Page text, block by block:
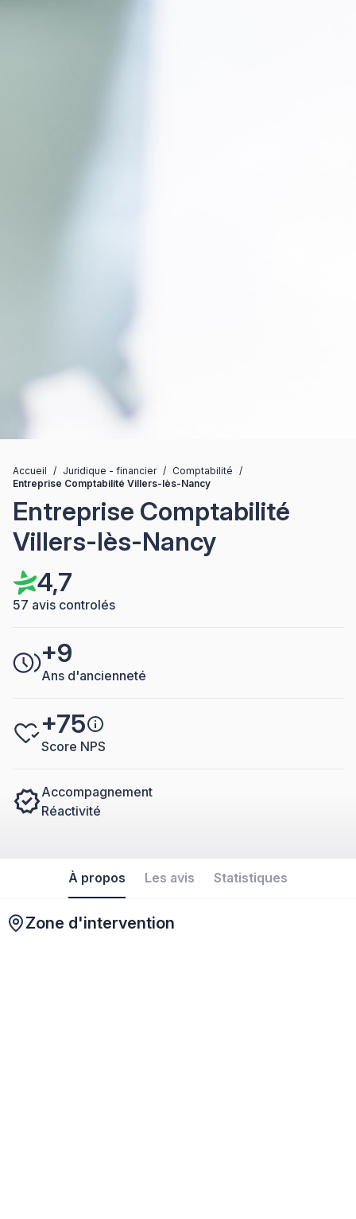
Accueil / Juridique - financier / Comptabilité /
Entreprise Comptabilité Villers-lès-Nancy
Entreprise Comptabilité
Villers-lès-Nancy
4,7
57 avis controlés
+9
Ans d'ancienneté
+75
Score NPS
Accompagnement
Réactivité
À propos Les avis Statistiques
Zone d'intervention